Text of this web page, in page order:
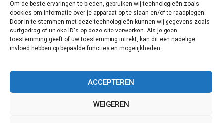
Om de beste ervaringen te bieden, gebruiken wij technologieën zoals
cookies om informatie over je apparaat op te slaan en/of te raadplegen.
Door in te stemmen met deze technologieën kunnen wij gegevens zoals
surfgedrag of unieke ID's op deze site verwerken. Als je geen
toestemming geeft of uw toestemming intrekt, kan dit een nadelige
invloed hebben op bepaalde functies en mogelijkheden.
ACCEPTEREN
WEIGEREN